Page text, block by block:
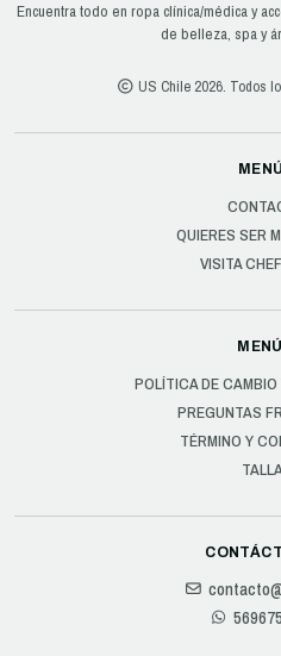
Encuentra todo en ropa clínica/médica y
de belleza, spa y
US Chile 2026. Todos
QUIERES SER
VISITA
POLÍTICA DE CAMBIO
PREGUNTAS
TÉRMINO Y